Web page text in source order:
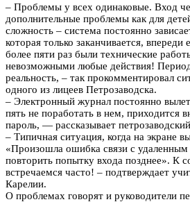
– Проблемы у всех одинаковые. Вход
дополнительные проблемы как для
сложность – система постоянно
которая только заканчивается,
более пяти раз были технические
невозможными любые действия!
реальность, – так прокомментировал
одного из лицеев Петрозаводска.
– Электронный журнал постоянно
пять не поработать в нем, приходится
пароль, — рассказывает
– Типичная ситуация, когда на экране
«Произошла ошибка связи с
повторить попытку входа позднее». К
встречаемся часто! – подтверждает
Карелии.
О проблемах говорят и руководители